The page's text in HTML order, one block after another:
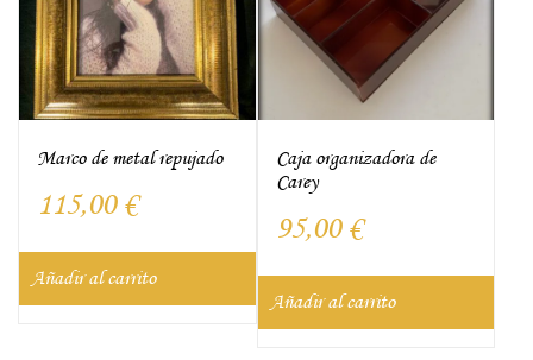
Marco de metal repujado
115,00 €
Añadir al carrito
Caja organizadora de
Carey
95,00 €
Añadir al carrito